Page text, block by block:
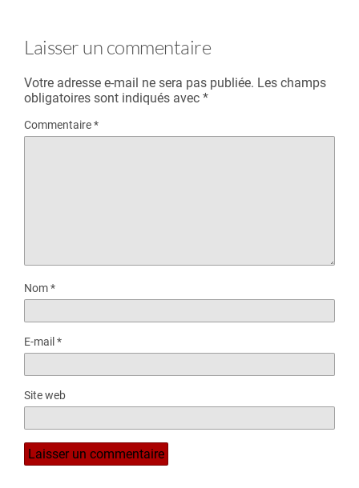
Laisser un commentaire
Votre adresse e-mail ne sera pas publiée. Les champs
obligatoires sont indiqués avec *
Commentaire*
Nom*
E-mail *
Site web